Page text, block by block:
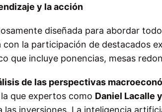
y la acción
diseñada para abordar
la participación de destacados
que incluye ponencias, mesas
de las perspectivas
que expertos como Daniel Lacalle